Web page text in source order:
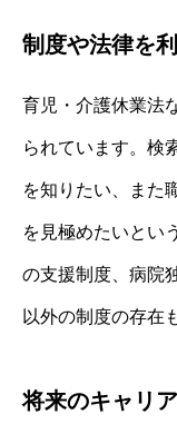
制度や法律を
育児・介護休業法
られています。検
を知りたい、また
を見極めたいとい
の支援制度、病院
以外の制度の存在
将来のキャリ